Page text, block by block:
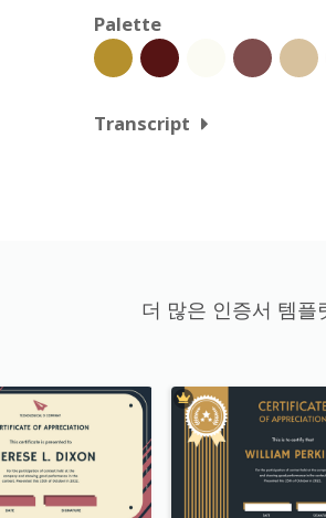
Palette
Transcript
더 많은 인증서 템플